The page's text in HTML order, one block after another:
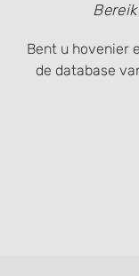
Bent u hovenier
de database